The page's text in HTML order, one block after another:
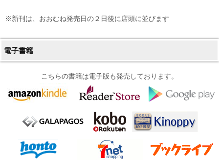
※新刊は、おおむね発売日の２日後に店頭に並びます
電子書籍
こちらの書籍は電子版も発売しております。